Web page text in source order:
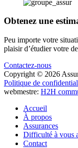
Obtenez une
Peu importe votre
plaisir d’étudier votre
Contactez-nous
Copyright © 2026
Politique de
webmestre: H2H
Accueil
À propos
Assurances
Difficulté à vous
Contact